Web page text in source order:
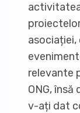
relevante
ONG,
v-ați dat